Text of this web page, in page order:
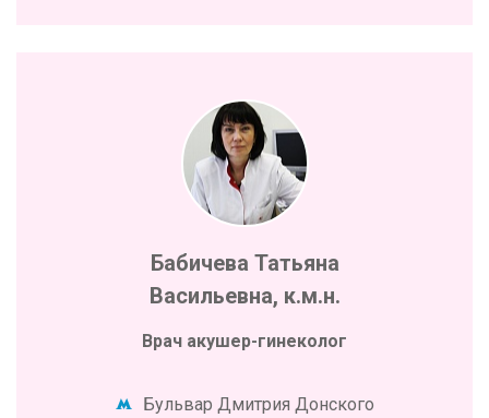
Бабичева Татьяна
Васильевна, к.м.н.
Врач акушер-гинеколог
Бульвар Дмитрия Донского